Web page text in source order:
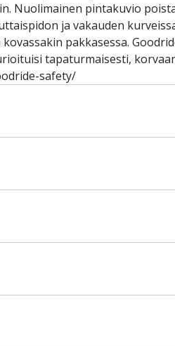
Nuolimainen pintakuvio
ja vakauden
pakkasessa.
tapaturmaisesti,
safety/